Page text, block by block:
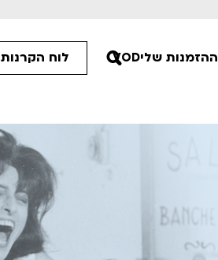
ההזמנות שליVOD לוח הקרנות